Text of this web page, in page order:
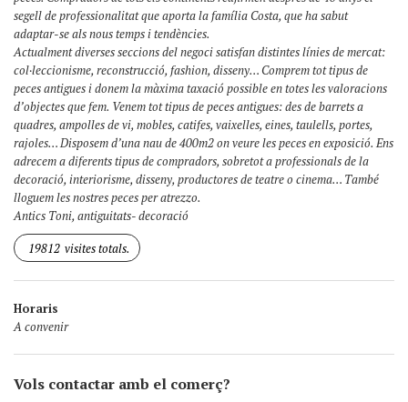
segell de professionalitat que aporta la família Costa, que ha sabut
adaptar-se als nous temps i tendències.
Actualment diverses seccions del negoci satisfan distintes línies de mercat:
col·leccionisme, reconstrucció, fashion, disseny… Comprem tot tipus de
peces antigues i donem la màxima taxació possible en totes les valoracions
d’objectes que fem. Venem tot tipus de peces antigues: des de barrets a
quadres, ampolles de vi, mobles, catifes, vaixelles, eines, taulells, portes,
rajoles… Disposem d’una nau de 400m2 on veure les peces en exposició. Ens
adrecem a diferents tipus de compradors, sobretot a professionals de la
decoració, interiorisme, disseny, productores de teatre o cinema… També
lloguem les nostres peces per atrezzo.
Antics Toni, antiguitats- decoració
19812 visites totals.
Horaris
A convenir
Vols contactar amb el comerç?